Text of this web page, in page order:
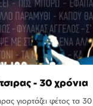
- 30 χρόνια
γιορτάζει φέτος τα